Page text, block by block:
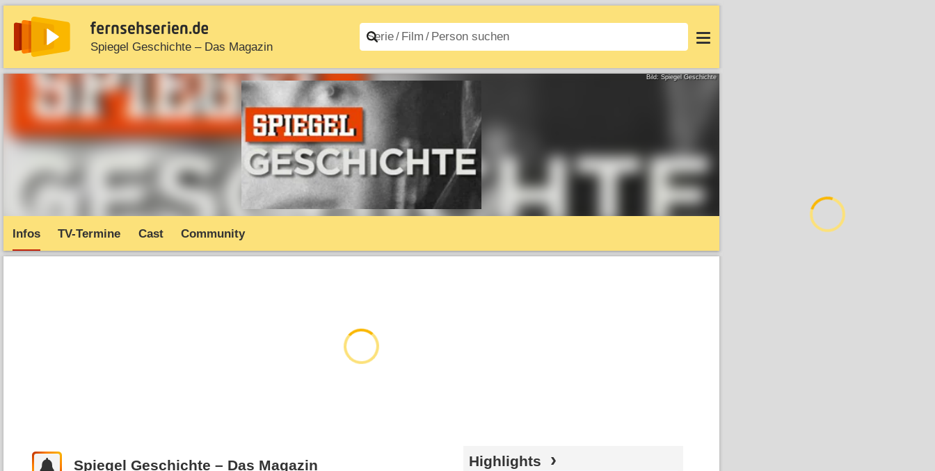
Spiegel Geschichte – Das Magazin
News Entdecken Streaming TV-Starts Filme A–Z Login
Bild: Spiegel Geschichte
Infos TV-Termine Cast Community
Spiegel Geschichte – Das Magazin Highlights